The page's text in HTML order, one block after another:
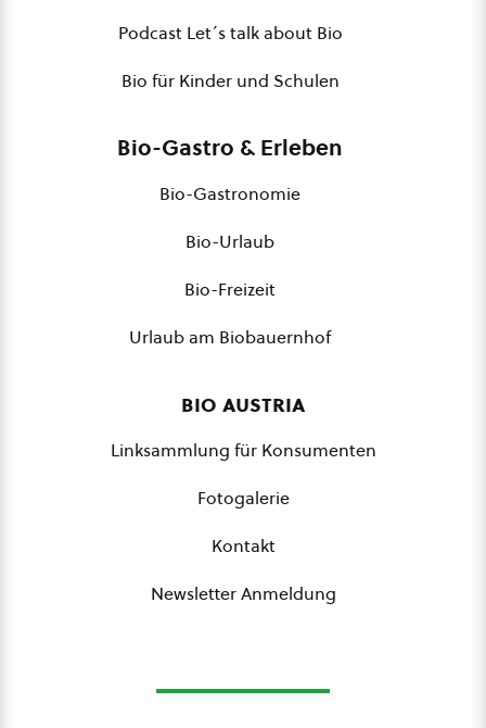
Podcast Let´s talk about Bio
Bio für Kinder und Schulen
Bio-Gastro & Erleben
Bio-Gastronomie
Bio-Urlaub
Bio-Freizeit
Urlaub am Biobauernhof
bio austria
Linksammlung für Konsumenten
Fotogalerie
Kontakt
Newsletter Anmeldung